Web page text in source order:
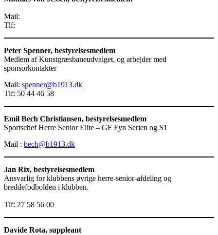
Mail:
Tlf:
Peter Spenner, bestyrelsesmedlem
Medlem af Kunstgræsbaneudvalget, og arbejder med
sponsorkontakter
Mail: spenner@b1913.dk
Tlf: 50 44 46 58
Emil Bech Christiansen, bestyrelsesmedlem
Sportschef Herre Senior Elite – GF Fyn Serien og S1
Mail : bech@b1913.dk
Jan Rix, bestyrelsesmedlem
Ansvarlig for klubbens øvrige herre-senior-afdeling og
breddefodbolden i klubben.
Tlf: 27 58 56 00
Davide Rota, suppleant